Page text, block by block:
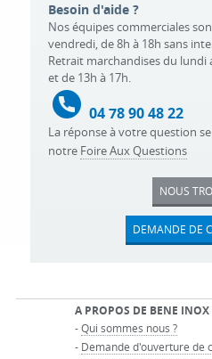
Besoin d'aide ?
Nos équipes commerciales
vendredi, de 8h à 18h sans
Retrait marchandises du lundi
et de 13h à 17h.
04 78 90 48 22
La réponse à votre question
notre Foire Aux Questions
NOUS
DEMANDE DE
A PROPOS DE BENE INOX
-Qui sommes nous ?
- Demande d'ouverture de